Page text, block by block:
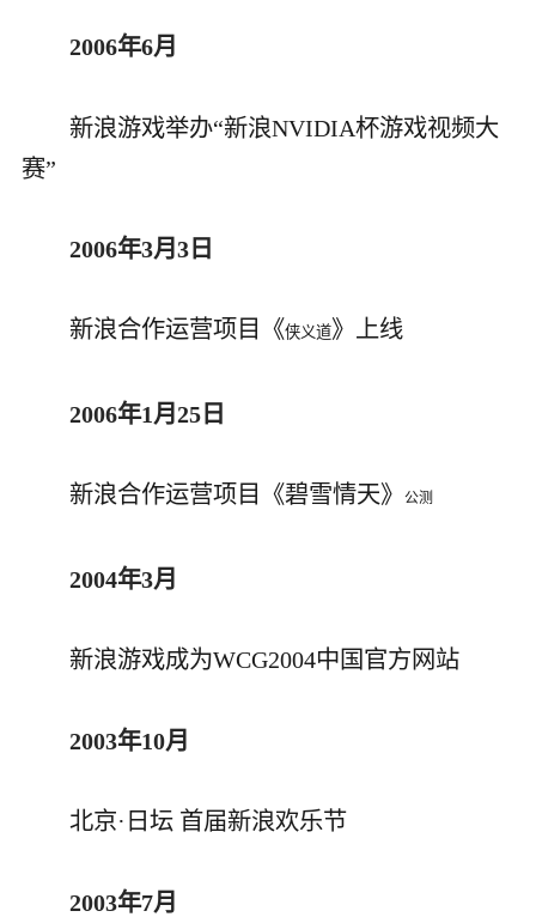
2006年6月
新浪游戏举办“新浪NVIDIA杯游戏视频大
赛”
2006年3月3日
新浪合作运营项目《侠义道》上线
2006年1月25日
新浪合作运营项目《碧雪情天》 公测
2004年3月
新浪游戏成为WCG2004中国官方网站
2003年10月
北京·日坛 首届新浪欢乐节
2003年7月